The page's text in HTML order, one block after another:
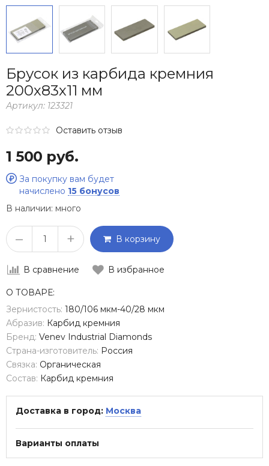
Брусок из карбида кремния
200х83х11 мм
Артикул: 123321
Оставить отзыв
1 500 руб.
За покупку вам будет
начислено 15 бонусов
В наличии: много
– + В корзину
В сравнение В избранное
О ТОВАРЕ:
Зернистость: 180/106 мкм-40/28 мкм
Абразив: Карбид кремния
Бренд: Venev Industrial Diamonds
Страна-изготовитель: Россия
Связка: Органическая
Состав: Карбид кремния
Доставка в город: Москва
Варианты оплаты